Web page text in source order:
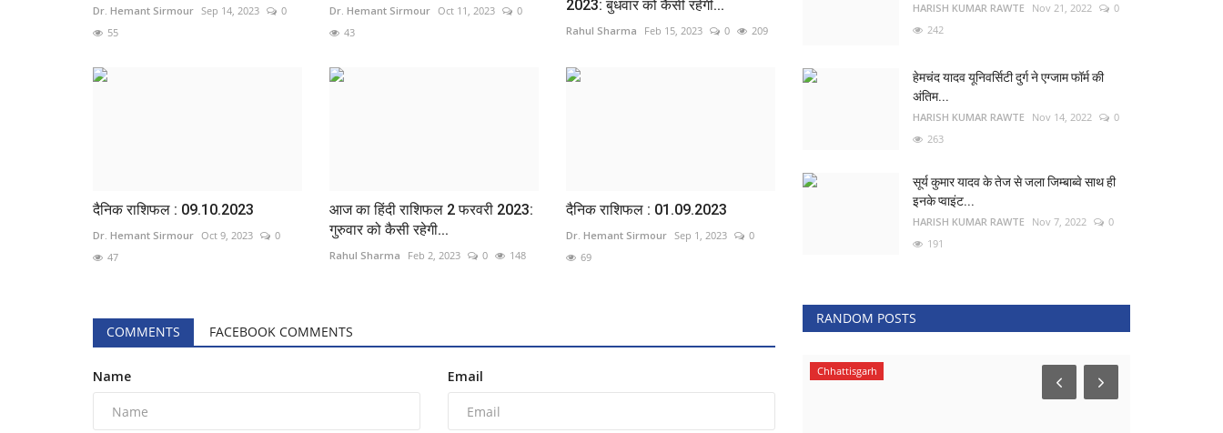
Dr. Hemant Sirmour Sep 14, 2023
0
55
Dr. Hemant Sirmour Oct 11, 2023
0
43
2023: बुधवार को कैसी रहेगी...
Rahul Sharma Feb 15, 2023 0 209
दैनिक राशिफल : 09.10.2023
Dr. Hemant Sirmour Oct 9, 2023
0
47
आज का हिंदी राशिफल 2 फरवरी 2023:
गुरुवार को कैसी रहेगी...
Rahul Sharma Feb 2, 2023 0 148
दैनिक राशिफल : 01.09.2023
Dr. Hemant Sirmour Sep 1, 2023
0
69
COMMENTS FACEBOOK COMMENTS
Name Email
HARISH KUMAR RAWTE Nov 21, 2022
0
242
हेमचंद यादव यूनिवर्सिटी दुर्ग ने एग्जाम फॉर्म की
अंतिम...
HARISH KUMAR RAWTE Nov 14, 2022
0
263
सूर्य कुमार यादव के तेज से जला जिम्बाब्वे साथ ही
इनके प्वाइंट...
HARISH KUMAR RAWTE Nov 7, 2022
0
191
RANDOM POSTS
Chhattisgarh